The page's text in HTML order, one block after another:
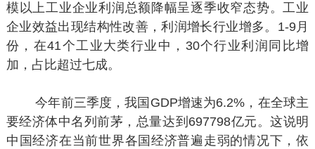
模以上工业企业利润总额降幅呈逐季收窄态势。工业
企业效益出现结构性改善，利润增长行业增多。1-9月
份，在41个工业大类行业中，30个行业利润同比增
加，占比超过七成。
今年前三季度，我国GDP增速为6.2%，在全球主
要经济体中名列前茅，总量达到697798亿元。这说明
中国经济在当前世界各国经济普遍走弱的情况下，依